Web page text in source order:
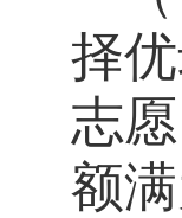
择
志
额满